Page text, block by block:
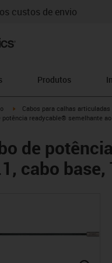
custos de envio
Produtos
arrow-right
igus-icon-arrow-right
Cabos para calhas articuladas
potência readycable® semelhante
de
cabo base,